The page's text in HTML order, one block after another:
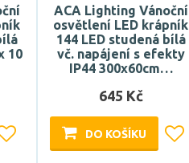
10
ACA Lighting Vánoční
osvětlení LED krápník
144 LED studená bílá
vč. napájení s efekty
IP44 300x60cm…
645 Kč
DO KOŠÍKU